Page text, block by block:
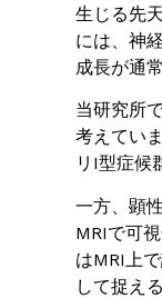
生じる先
には、神
成長が通
当研究所
考えてい
リI型症候
一方、顕
MRIで可
はMRI上
して捉え